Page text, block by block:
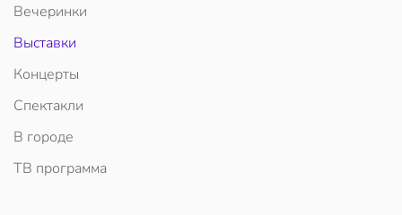
Вечеринки
Выставки
Концерты
Спектакли
В городе
ТВ программа